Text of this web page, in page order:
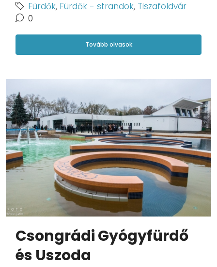
Fürdők, Fürdők - strandok, Tiszaföldvár
0
Tovább olvasok
Csongrádi Gyógyfürdő
és Uszoda